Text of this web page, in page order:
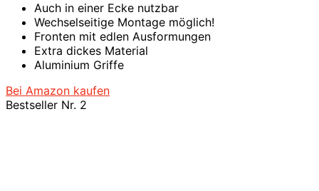
Auch in einer Ecke nutzbar
Wechselseitige Montage möglich!
Fronten mit edlen Ausformungen
Extra dickes Material
Aluminium Griffe
Bei Amazon kaufen
Bestseller Nr. 2